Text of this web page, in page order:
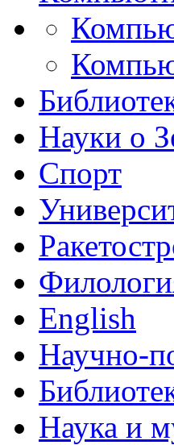
Науки о
Спорт
English
Научно-
Наука и